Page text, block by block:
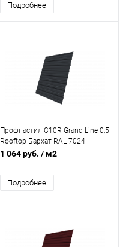
Подробнее
Профнастил С10R Grand Line 0,5
Rooftop Бархат RAL 7024
мокрый асфальт
1 064 руб. / м2
Подробнее